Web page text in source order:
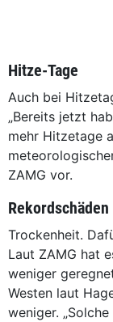
Hitze-Tage
Auch bei
„Bereits jetzt
mehr Hitzetage
ZAMG vor.
Trockenheit.
Laut ZAMG hat
weniger
Westen laut
weniger.